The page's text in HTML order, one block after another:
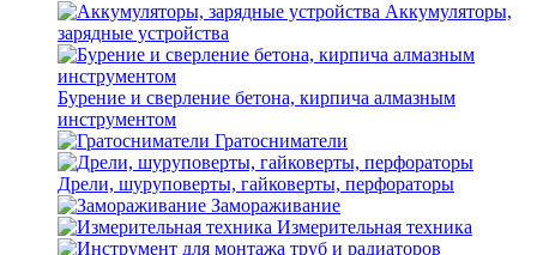
Аккумуляторы,
зарядные устройства
Бурение и сверление бетона, кирпича алмазным
инструментом
Гратосниматели
Дрели, шуруповерты, гайковерты, перфораторы
Замораживание
Измерительная техника